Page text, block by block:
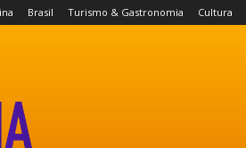
Brasil Turismo & Gastronomia Cultura